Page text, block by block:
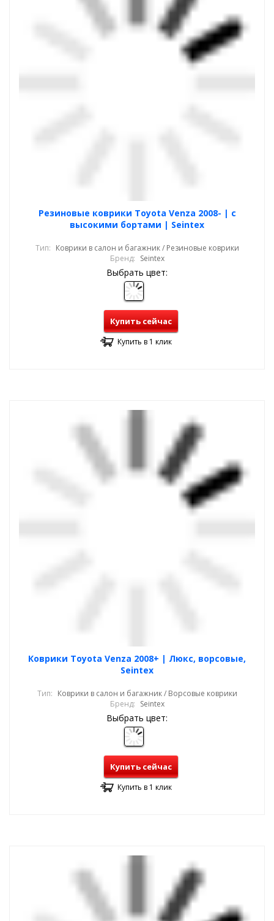
Резиновые коврики Toyota Venza 2008- | с
высокими бортами | Seintex
Тип: Коврики в салон и багажник / Резиновые коврики
Бренд: Seintex
Выбрать цвет:
Купить сейчас
Купить в 1 клик
Коврики Toyota Venza 2008+ | Люкс, ворсовые,
Seintex
Тип: Коврики в салон и багажник / Ворсовые коврики
Бренд: Seintex
Выбрать цвет:
Купить сейчас
Купить в 1 клик